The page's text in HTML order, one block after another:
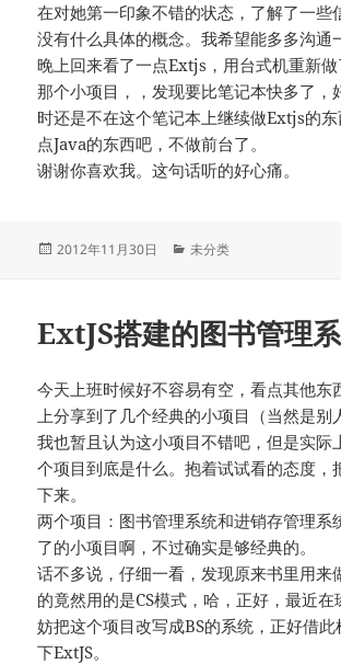
在对她第一印象不错的状态，了解了一些
没有什么具体的概念。我希望能多多沟通
晚上回来看了一点Extjs，用台式机重新
那个小项目，，发现要比笔记本快多了，
时还是不在这个笔记本上继续做Extjs的
点Java的东西吧，不做前台了。
谢谢你喜欢我。这句话听的好心痛。
发
2012年11月30日
分
未分类
ExtJS搭建的图书管理
今天上班时候好不容易有空，看点其他东
上分享到了几个经典的小项目（当然是别
我也暂且认为这小项目不错吧，但是实际
个项目到底是什么。抱着试试看的态度，
下来。
两个项目：图书管理系统和进销存管理系
了的小项目啊，不过确实是够经典的。
话不多说，仔细一看，发现原来书里用来
的竟然用的是CS模式，哈，正好，最近在
妨把这个项目改写成BS的系统，正好借
下ExtJS。